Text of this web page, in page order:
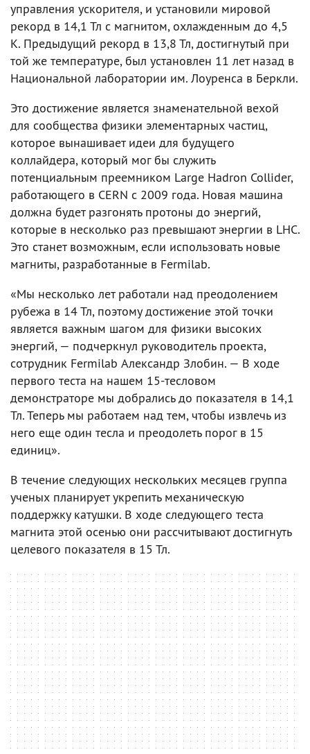
управления ускорителя, и установили мировой
рекорд в 14,1 Тл с магнитом, охлажденным до 4,5
К. Предыдущий рекорд в 13,8 Тл, достигнутый при
той же температуре, был установлен 11 лет назад в
Национальной лаборатории им. Лоуренса в Беркли.
Это достижение является знаменательной вехой
для сообщества физики элементарных частиц,
которое вынашивает идеи для будущего
коллайдера, который мог бы служить
потенциальным преемником Large Hadron Collider,
работающего в CERN с 2009 года. Новая машина
должна будет разгонять протоны до энергий,
которые в несколько раз превышают энергии в LHC.
Это станет возможным, если использовать новые
магниты, разработанные в Fermilab.
«Мы несколько лет работали над преодолением
рубежа в 14 Тл, поэтому достижение этой точки
является важным шагом для физики высоких
энергий, — подчеркнул руководитель проекта,
сотрудник Fermilab Александр Злобин. — В ходе
первого теста на нашем 15-тесловом
демонстраторе мы добрались до показателя в 14,1
Тл. Теперь мы работаем над тем, чтобы извлечь из
него еще один тесла и преодолеть порог в 15
единиц».
В течение следующих нескольких месяцев группа
ученых планирует укрепить механическую
поддержку катушки. В ходе следующего теста
магнита этой осенью они рассчитывают достигнуть
целевого показателя в 15 Тл.